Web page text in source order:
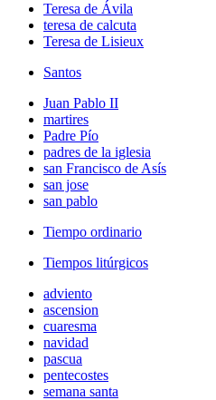
Teresa de Ávila
teresa de calcuta
Teresa de Lisieux
Santos
Juan Pablo II
martires
Padre Pío
padres de la iglesia
san Francisco de Asís
san jose
san pablo
Tiempo ordinario
Tiempos litúrgicos
adviento
ascension
cuaresma
navidad
pascua
pentecostes
semana santa